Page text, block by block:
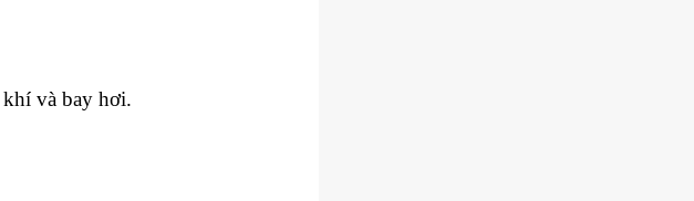
khí và bay hơi.